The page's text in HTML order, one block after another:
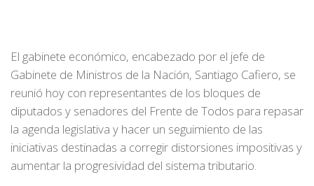
El gabinete económico, encabezado por el jefe de
Gabinete de Ministros de la Nación, Santiago Cafiero, se
reunió hoy con representantes de los bloques de
diputados y senadores del Frente de Todos para repasar
la agenda legislativa y hacer un seguimiento de las
iniciativas destinadas a corregir distorsiones impositivas y
aumentar la progresividad del sistema tributario.